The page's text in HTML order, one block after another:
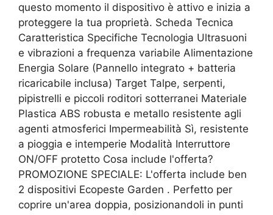
questo momento il dispositivo è attivo e inizia a
proteggere la tua proprietà. Scheda Tecnica
Caratteristica Specifiche Tecnologia Ultrasuoni
e vibrazioni a frequenza variabile Alimentazione
Energia Solare (Pannello integrato + batteria
ricaricabile inclusa) Target Talpe, serpenti,
pipistrelli e piccoli roditori sotterranei Materiale
Plastica ABS robusta e metallo resistente agli
agenti atmosferici Impermeabilità Sì, resistente
a pioggia e intemperie Modalità Interruttore
ON/OFF protetto Cosa include l'offerta?
PROMOZIONE SPECIALE: L'offerta include ben
2 dispositivi Ecopeste Garden . Perfetto per
coprire un'area doppia, posizionandoli in punti